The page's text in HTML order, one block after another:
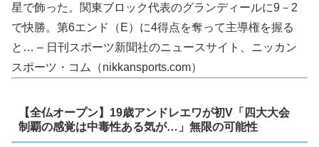
星で飾った。関東ブロック代表のグランディールに9－2
で快勝。第6エンド（E）に4得点を奪って主導権を握る
と… – 日刊スポーツ新聞社のニュースサイト、ニッカン
スポーツ・コム（nikkansports.com）
【全仏オープン】19歳アンドレエワが初V「四大大会
制覇の感覚は中毒性ある気が…」無限の可能性